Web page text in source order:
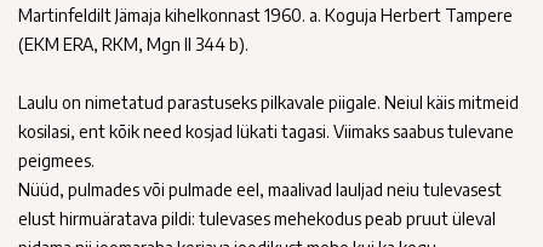
Martinfeldilt Jämaja kihelkonnast 1960. a. Koguja Herbert Tampere
(EKM ERA, RKM, Mgn II 344 b).
Laulu on nimetatud parastuseks pilkavale piigale. Neiul käis mitmeid
kosilasi, ent kõik need kosjad lükati tagasi. Viimaks saabus tulevane
peigmees.
Nüüd, pulmades või pulmade eel, maalivad lauljad neiu tulevasest
elust hirmuäratava pildi: tulevases mehekodus peab pruut üleval